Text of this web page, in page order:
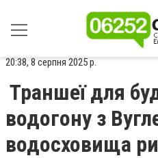
20:38, 8 серпня 2025 р.
Траншеї для
водогону з
водосховища